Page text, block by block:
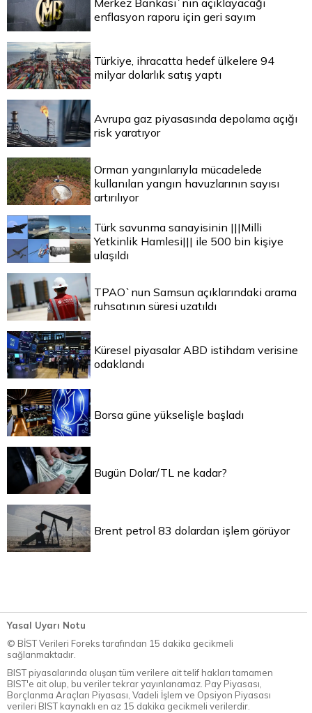
Merkez Bankası`nın açıklayacağı
enflasyon raporu için geri sayım
Türkiye, ihracatta hedef ülkelere 94
milyar dolarlık satış yaptı
Avrupa gaz piyasasında depolama açığı
risk yaratıyor
Orman yangınlarıyla mücadelede
kullanılan yangın havuzlarının sayısı
artırılıyor
Türk savunma sanayisinin |||Milli
Yetkinlik Hamlesi||| ile 500 bin kişiye
ulaşıldı
TPAO`nun Samsun açıklarındaki arama
ruhsatının süresi uzatıldı
Küresel piyasalar ABD istihdam verisine
odaklandı
Borsa güne yükselişle başladı
Bugün Dolar/TL ne kadar?
Brent petrol 83 dolardan işlem görüyor
Yasal Uyarı Notu
© BİST Verileri Foreks tarafından 15 dakika gecikmeli
sağlanmaktadır.
BIST piyasalarında oluşan tüm verilere ait telif hakları tamamen
BIST'e ait olup, bu veriler tekrar yayınlanamaz. Pay Piyasası,
Borçlanma Araçları Piyasası, Vadeli İşlem ve Opsiyon Piyasası
verileri BIST kaynaklı en az 15 dakika gecikmeli verilerdir.